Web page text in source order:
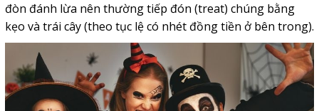
đòn đánh lừa nên thường tiếp đón (treat) chúng bằng
kẹo và trái cây (theo tục lệ có nhét đồng tiền ở bên trong).